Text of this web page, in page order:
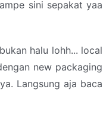
sini sepakat yaa
halu lohh... local
new packaging
Langsung aja baca